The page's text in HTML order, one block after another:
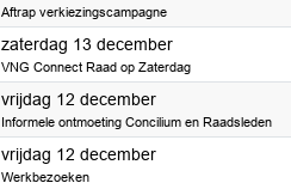
Aftrap verkiezingscampagne
zaterdag 13 december2025
VNG Connect Raad op Zaterdag
vrijdag 12 december2025
Informele ontmoeting Concilium en Raadsleden
vrijdag 12 december2025
Werkbezoeken